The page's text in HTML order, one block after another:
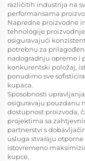
različitih industrija na
performansama
Napredne proizvodne
tehnologije
osiguravajući
potrebnu za
nadogradnju opreme i
konkurentski položaj,
ponudimo sve
kupaca.
Sposobnosti
osiguravaju pouzdanu
dostupnost proizvoda,
projektima sa
partnerstvi s
usluga stvaraju
istovremeno
kupce.